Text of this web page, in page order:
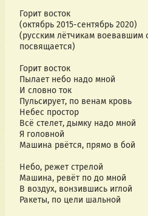
Горит восток
(октябрь 2015-сентябрь 2020)
(русским лётчикам воевавшим
посвящается)
Горит восток
Пылает небо надо мной
И словно ток
Пульсирует, по венам кровь
Небес простор
Всё стелет, дымку надо мной
Я головной
Машина рвётся, прямо в бой
Небо, режет стрелой
Машина, ревёт по до мной
В воздух, вонзившись иглой
Ракеты, по цели шальной